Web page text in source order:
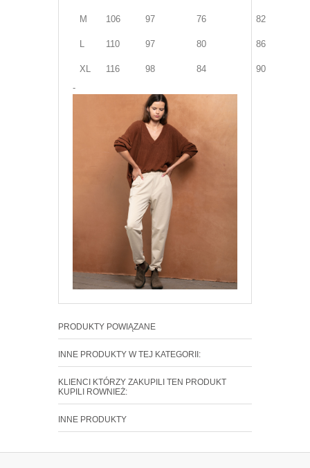
M 106 97 76 82
L 110 97 80 86
XL 116 98 84
90
-
PRODUKTY POWIĄZANE
INNE PRODUKTY W TEJ KATEGORII:
KLIENCI KTÓRZY ZAKUPILI TEN PRODUKT
KUPILI ROWNIEŻ:
INNE PRODUKTY